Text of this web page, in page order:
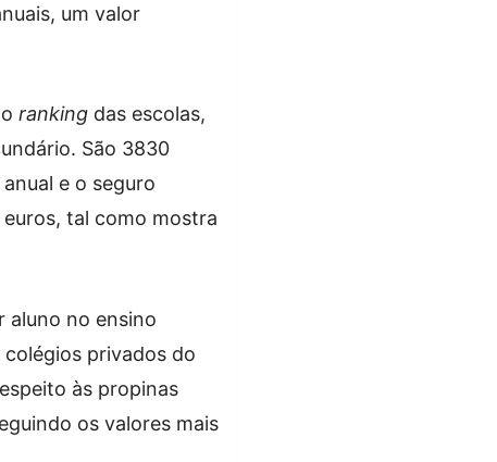
um valor
ranking das escolas,
São 3830
e o seguro
tal como mostra
aluno no ensino
privados do
às propinas
os valores mais